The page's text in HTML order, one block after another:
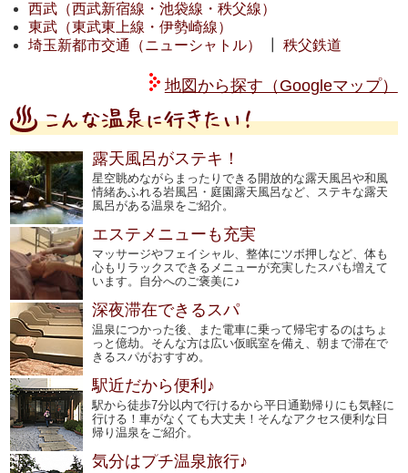
西武（西武新宿線・池袋線・秩父線）
東武（東武東上線・伊勢崎線）
埼玉新都市交通（ニューシャトル）
┃秩父鉄道
地図から探す（Googleマップ）
露天風呂がステキ！
星空眺めながらまったりできる開放的な露天風呂や和風
情緒あふれる岩風呂・庭園露天風呂など、ステキな露天
風呂がある温泉をご紹介。
エステメニューも充実
マッサージやフェイシャル、整体にツボ押しなど、体も
心もリラックスできるメニューが充実したスパも増えて
います。自分へのご褒美に♪
深夜滞在できるスパ
温泉につかった後、また電車に乗って帰宅するのはちょ
っと億劫。そんな方は広い仮眠室を備え、朝まで滞在で
きるスパがおすすめ。
駅近だから便利♪
駅から徒歩7分以内で行けるから平日通勤帰りにも気軽に
行ける！車がなくても大丈夫！そんなアクセス便利な日
帰り温泉をご紹介。
気分はプチ温泉旅行♪